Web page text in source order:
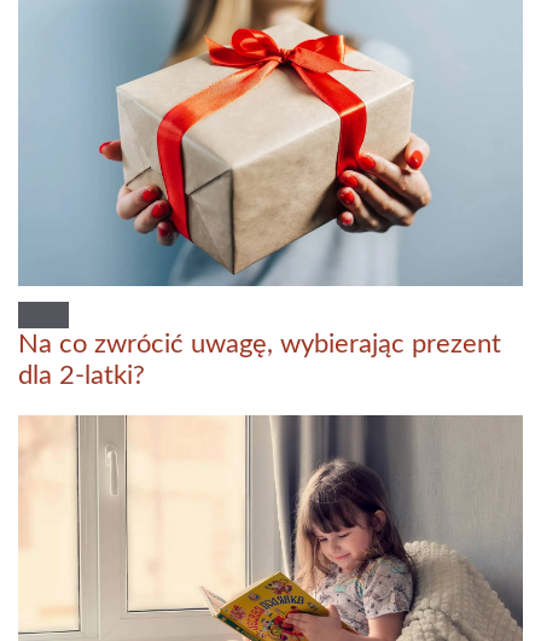
Na co zwrócić uwagę, wybierając prezent
dla 2-latki?